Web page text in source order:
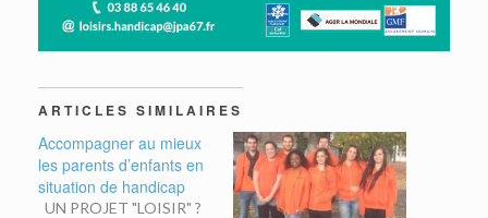
ARTICLES SIMILAIRES
Accompagner au mieux
les parents d’enfants en
situation de handicap
UN PROJET "LOISIR" ?